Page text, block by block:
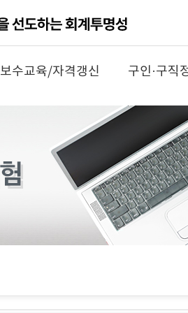
보수교육/자격갱신 구인·구직